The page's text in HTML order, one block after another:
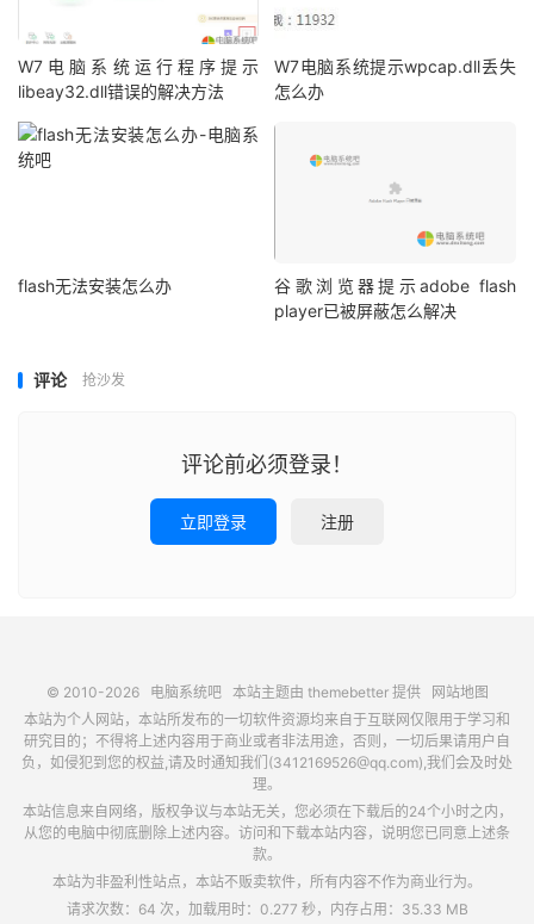
W7电脑系统运行程序提示
libeay32.dll错误的解决方法
W7电脑系统提示wpcap.dll丢失
怎么办
flash无法安装怎么办
谷歌浏览器提示adobe flash
player已被屏蔽怎么解决
评论 抢沙发
评论前必须登录！
立即登录 注册
© 2010-2026 电脑系统吧本站主题由 themebetter提供
网站地图
本站为个人网站，本站所发布的一切软件资源均来自于互联网仅限用于学习和
研究目的；不得将上述内容用于商业或者非法用途，否则，一切后果请用户自
负，如侵犯到您的权益,请及时通知我们(3412169526@qq.com),我们会及时处
理。
本站信息来自网络，版权争议与本站无关，您必须在下载后的24个小时之内，
从您的电脑中彻底删除上述内容。访问和下载本站内容，说明您已同意上述条
款。
本站为非盈利性站点，本站不贩卖软件，所有内容不作为商业行为。
请求次数：64 次，加载用时：0.277 秒，内存占用：35.33 MB